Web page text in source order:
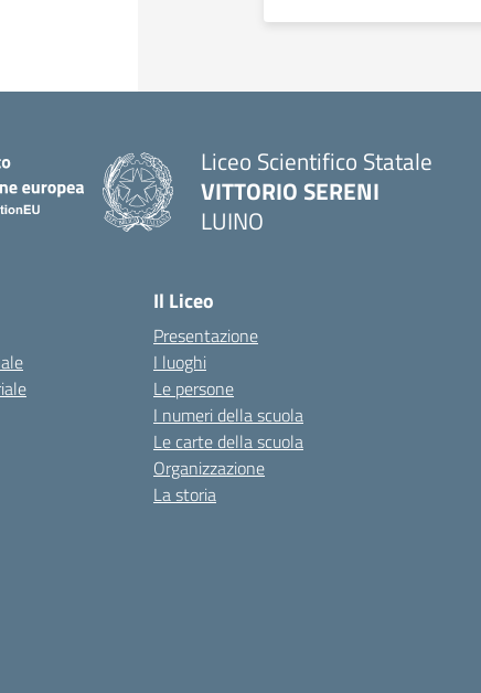
Liceo Scientifico Statale
VITTORIO SERENI
LUINO
Il Liceo
Presentazione
I luoghi
Le persone
I numeri della scuola
Le carte della scuola
Organizzazione
La storia